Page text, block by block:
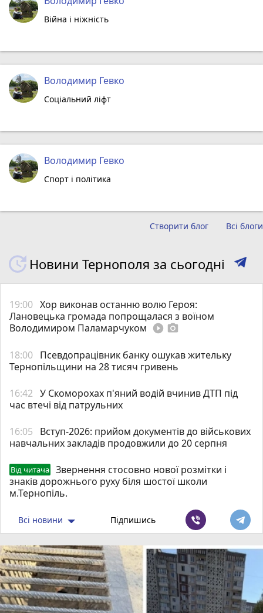
Війна і ніжність
Володимир Гевко
Соціальний ліфт
Володимир Гевко
Спорт і політика
Всі блоги
Створити блог
Новини Тернополя за сьогодні
19:00 Хор виконав останню волю Героя:
Лановецька громада попрощалася з воїном
Володимиром Паламарчуком play_circle_filled photo_camera
18:00 Псевдопрацівник банку ошукав жительку
Тернопільщини на 28 тисяч гривень
16:42 У Скоморохах п'яний водій вчинив ДТП під
час втечі від патрульних
16:05
Вступ-2026: прийом документів до військових
навчальних закладів продовжили до 20 серпня
Від читача
Звернення стосовно нової розмітки і
знаків дорожнього руху біля шостої школи
м.Тернопіль.
Всі новини Підпишись